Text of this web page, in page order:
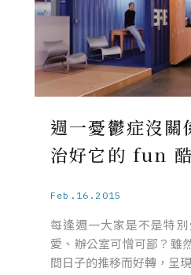
週一憂鬱症沒關
治好它的 fun
Feb.16.2015
每逢週一大家是不是特
愛、辦公室可憎可鄙？雖
間日子的推移而好轉，呈